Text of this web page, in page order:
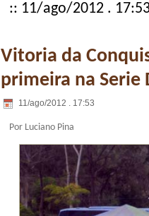
:: 11/ago/2012 .
Vitoria da
primeira na Serie
11/ago/2012 . 17:53
Por Luciano Pina